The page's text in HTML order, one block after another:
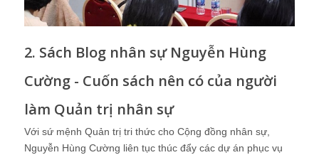
2. Sách Blog nhân sự Nguyễn Hùng
Cường - Cuốn sách nên có của người
làm Quản trị nhân sự
Với sứ mệnh Quản trị tri thức cho Cộng đồng nhân sự,
Nguyễn Hùng Cường liên tục thúc đẩy các dự án phục vụ